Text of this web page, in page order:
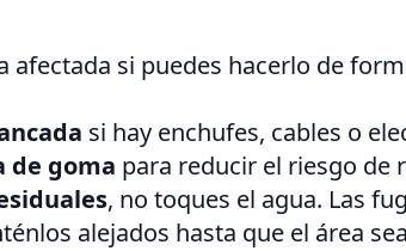
afectada si puedes hacerlo de
si hay enchufes, cables o
de goma para reducir el riesgo de
, no toques el agua. Las
alejados hasta que el área